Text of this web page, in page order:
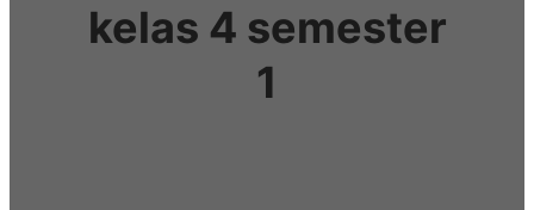
kelas 4 semester
1